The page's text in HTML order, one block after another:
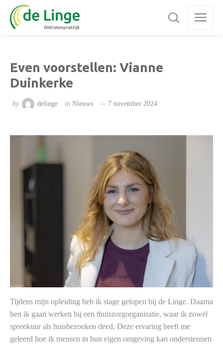
Even voorstellen: Vianne
Duinkerke
by delinge in Nieuws 7 november 2024
Tijdens mijn opleiding heb ik stage gelopen bij de Linge. Daarna
ben ik gaan werken bij een thuiszorgorganisatie, waar ik zowel
spreekuur als huisbezoeken deed. Deze ervaring heeft me
geleerd hoe ik mensen in hun eigen omgeving kan ondersteunen